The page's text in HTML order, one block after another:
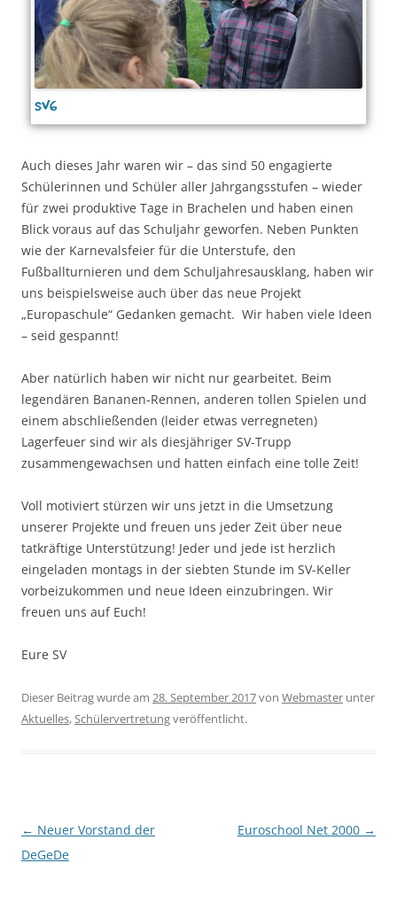
sv6
Auch dieses Jahr waren wir – das sind 50 engagierte
Schülerinnen und Schüler aller Jahrgangsstufen – wieder
für zwei produktive Tage in Brachelen und haben einen
Blick voraus auf das Schuljahr geworfen. Neben Punkten
wie der Karnevalsfeier für die Unterstufe, den
Fußballturnieren und dem Schuljahresausklang, haben wir
uns beispielsweise auch über das neue Projekt
„Europaschule“ Gedanken gemacht. Wir haben viele Ideen
– seid gespannt!
Aber natürlich haben wir nicht nur gearbeitet. Beim
legendären Bananen-Rennen, anderen tollen Spielen und
einem abschließenden (leider etwas verregneten)
Lagerfeuer sind wir als diesjähriger SV-Trupp
zusammengewachsen und hatten einfach eine tolle Zeit!
Voll motiviert stürzen wir uns jetzt in die Umsetzung
unserer Projekte und freuen uns jeder Zeit über neue
tatkräftige Unterstützung! Jeder und jede ist herzlich
eingeladen montags in der siebten Stunde im SV-Keller
vorbeizukommen und neue Ideen einzubringen. Wir
freuen uns auf Euch!
Eure SV
Dieser Beitrag wurde am 28. September 2017von Webmaster unter
Aktuelles,Schülervertretungveröffentlicht.
Beitragsnavigation
← Neuer Vorstand der
DeGeDe
Euroschool Net 2000 →